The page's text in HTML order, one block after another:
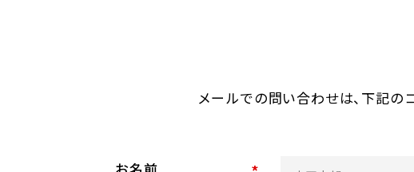
メールでの問い合わせは、下記